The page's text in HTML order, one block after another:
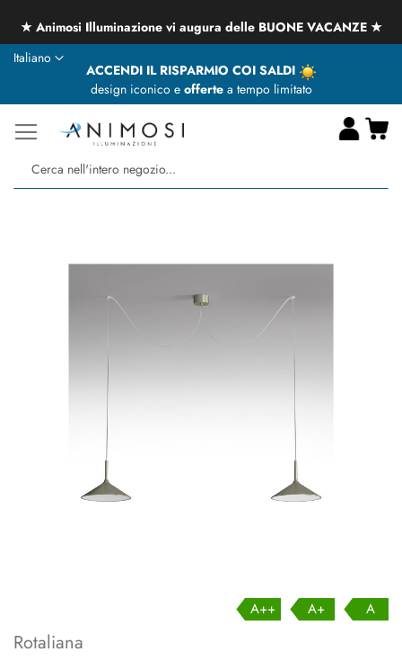
★ Animosi Illuminazione vi augura delle BUONE VACANZE ★
ACCENDI IL RISPARMIO COI SALDI
design iconico e offertea tempo limitato
Lingua
Italiano
A++ A+ A
Rotaliana